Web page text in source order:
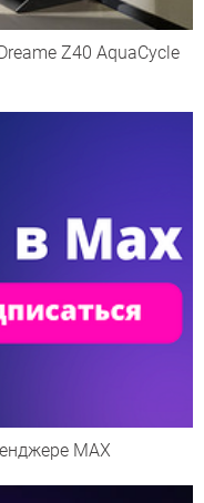
Z40 AquaCycle
МАХ